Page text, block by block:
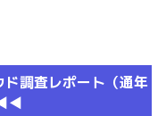
調査レポート（通年
◀︎◀︎